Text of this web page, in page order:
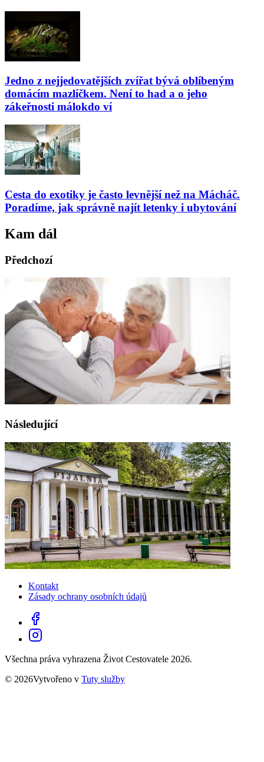
Jedno z nejjedovatějších zvířat bývá oblíbeným
domácím mazlíčkem. Není to had a o jeho
zákeřnosti málokdo ví
Cesta do exotiky je často levnější než na Mácháč.
Poradíme, jak správně najít letenky i ubytování
Kam dál
Předchozí
Následující
Kontakt
Zásady ochrany osobních údajů
Všechna práva vyhrazena Život Cestovatele 2026.
© 2026Vytvořeno v Tuty služby